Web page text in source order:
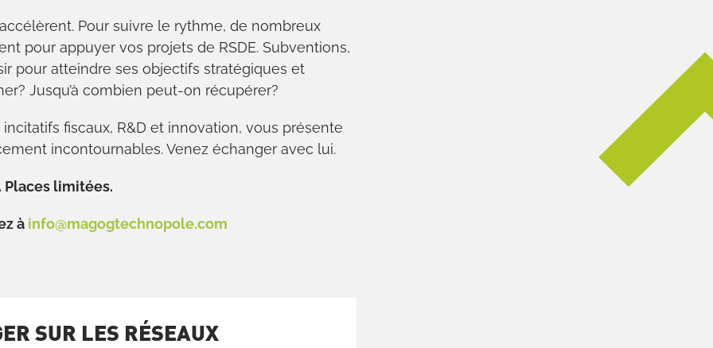
Pour suivre le rythme, de nombreux
pour appuyer vos projets de RSDE. Subventions,
pour atteindre ses objectifs stratégiques et
Jusqu’à combien peut-on récupérer?
fiscaux, R&D et innovation, vous présente
incontournables. Venez échanger avec lui.
limitées.
à info@magogtechnopole.com
SUR LES RÉSEAUX